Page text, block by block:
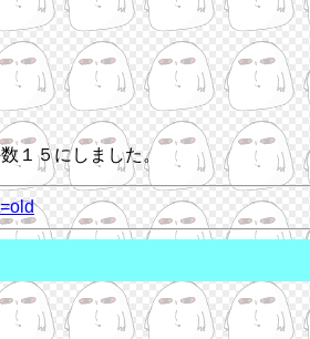
１５にしました。